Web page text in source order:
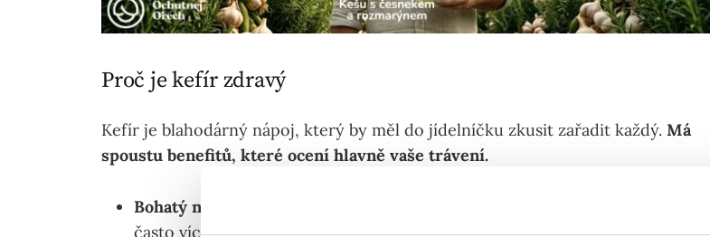
Proč je kefír zdravý
Kefír je blahodárný nápoj, který by měl do jídelníčku zkusit zařadit každý. Má
spoustu benefitů, které ocení hlavně vaše trávení.
Bohatý na probiotika:
často více než běžný jogurt. Tyto „přátelské bakterie“ podporují rovnováhu